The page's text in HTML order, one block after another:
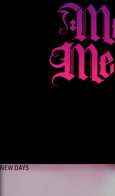
NEW DAYS